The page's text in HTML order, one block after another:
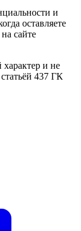
и
оставляете
сайте
и не
437 ГК